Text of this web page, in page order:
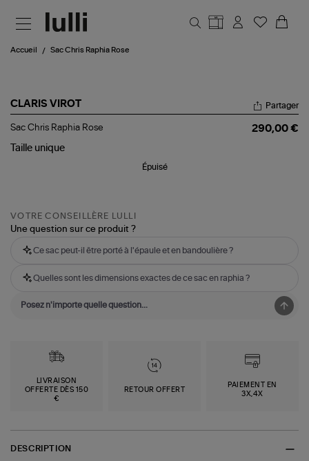
Accueil Sac Chris Raphia Rose
CLARIS VIROT
Sac
Raphia
Partager
Sac Chris Raphia Rose
290,00 €
Taille unique
Épuisé
VOTRE CONSEILLÈRE LULLI
Une question sur ce produit ?
Ce sac peut-il être porté à l'épaule et en bandoulière ?
Quelles sont les dimensions exactes de ce sac en raphia ?
LIVRAISON
OFFERTE DÈS 150
€
RETOUR OFFERT
PAIEMENT EN
3X,4X
DESCRIPTION